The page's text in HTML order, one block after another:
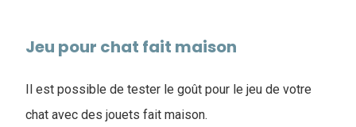
Jeu pour chat fait maison
Il est possible de tester le goût pour le jeu de votre
chat avec des jouets fait maison.